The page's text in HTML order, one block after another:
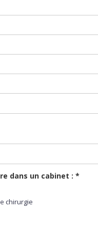
dans un cabinet : *
chirurgie